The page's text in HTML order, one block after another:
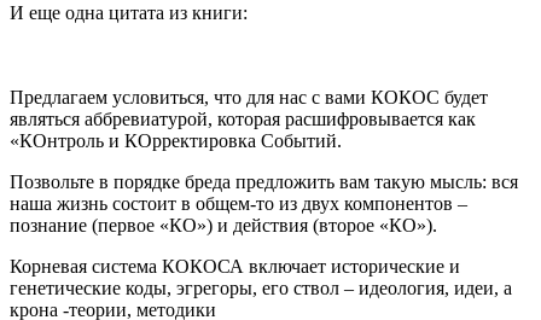
И еще одна цитата из книги:
Предлагаем условиться, что для нас с вами КОКОС будет
являться аббревиатурой, которая расшифровывается как
«КОнтроль и КОрректировка Событий.
Позвольте в порядке бреда предложить вам такую мысль: вся
наша жизнь состоит в общем-то из двух компонентов –
познание (первое «КО») и действия (второе «КО»).
Корневая система КОКОСА включает исторические и
генетические коды, эгрегоры, его ствол – идеология, идеи, а
крона -теории, методики